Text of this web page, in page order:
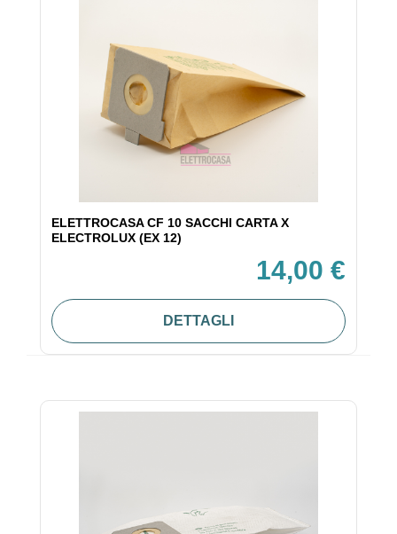
ELETTROCASA CF 10 SACCHI CARTA X
ELECTROLUX (EX 12)
14,00 €
DETTAGLI